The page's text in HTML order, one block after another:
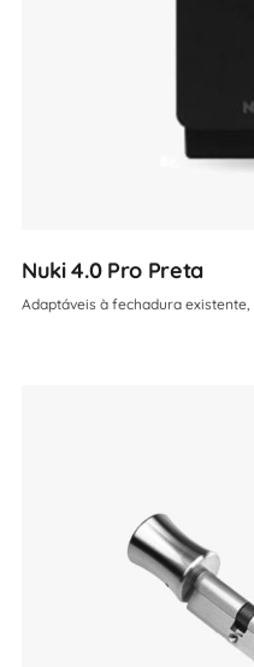
Nuki 4.0 Pro Preta
Adaptáveis à fechadura existente